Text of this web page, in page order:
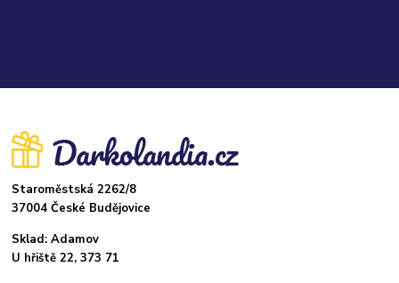
Staroměstská 2262/8
37004 České Budějovice
Sklad: Adamov
U hřiště 22, 373 71